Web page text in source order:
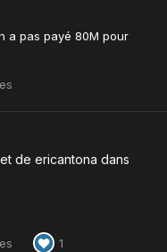
a pas payé 80M pour
de ericantona dans
1